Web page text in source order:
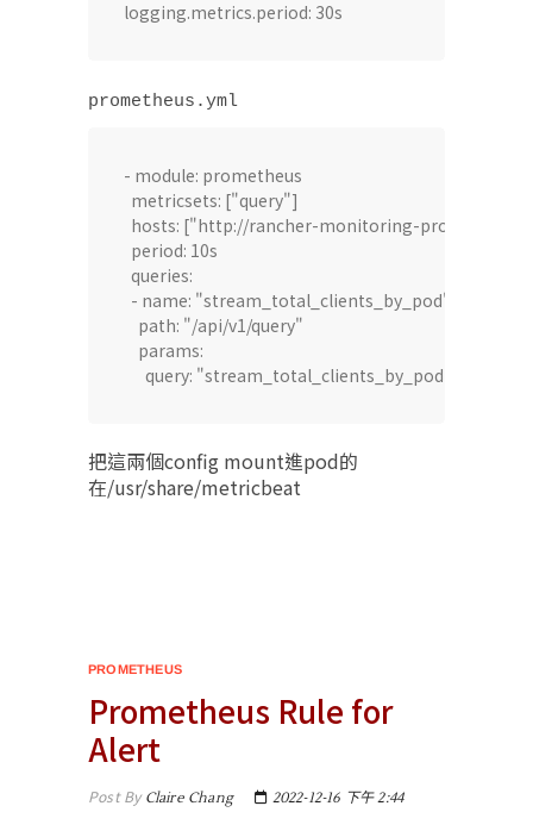
logging.metrics.period: 30s​
prometheus.yml​
- module: prometheus​
  metricsets: ["query"]​
hosts: ["http://rancher-monitoring-
  period: 10s​
  queries:​
  - name: "stream_total_clients_by_pod"​
    path: "/api/v1/query"​
    params:​
把這兩個config mount進pod的
在/usr/share/metricbeat​
PROMETHEUS
Prometheus Rule for
Alert​
Post ByClaire Chang 2022-12-16 下午 2:44